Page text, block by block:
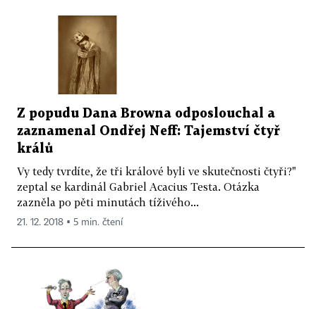
Z popudu Dana Browna odposlouchal a
zaznamenal Ondřej Neff: Tajemství čtyř
králů
Vy tedy tvrdíte, že tři králové byli ve skutečnosti čtyři?"
zeptal se kardinál Gabriel Acacius Testa. Otázka
zazněla po pěti minutách tíživého...
21. 12. 2018 ▪ 5 min. čtení